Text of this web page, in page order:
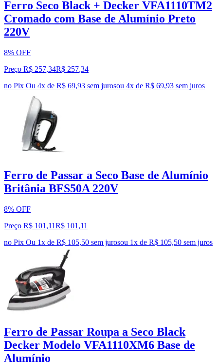
Ferro Seco Black + Decker VFA1110TM2
Cromado com Base de Alumínio Preto
220V
8% OFF
Preço R$ 257,34R$ 257,34
no Pix Ou 4x de R$ 69,93 sem jurosou 4x de R$ 69,93 sem juros
Ferro de Passar a Seco Base de Alumínio
Britânia BFS50A 220V
8% OFF
Preço R$ 101,11R$ 101 ,11
no Pix Ou 1x de R$ 105,50 sem jurosou 1x de R$ 105,50 sem juros
Ferro de Passar Roupa a Seco Black
Decker Modelo VFA1110XM6 Base de
Alumínio